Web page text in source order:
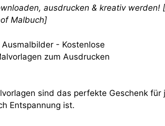
ausdrucken & kreativ werden!
Malbuch]
sind das perfekte Geschenk für
Entspannung ist.